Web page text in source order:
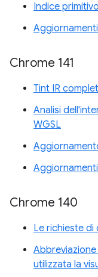
Indice
Chrome 141
Tint IR
Analisi
WGSL
Chrome 140
Le richieste
utilizzata la